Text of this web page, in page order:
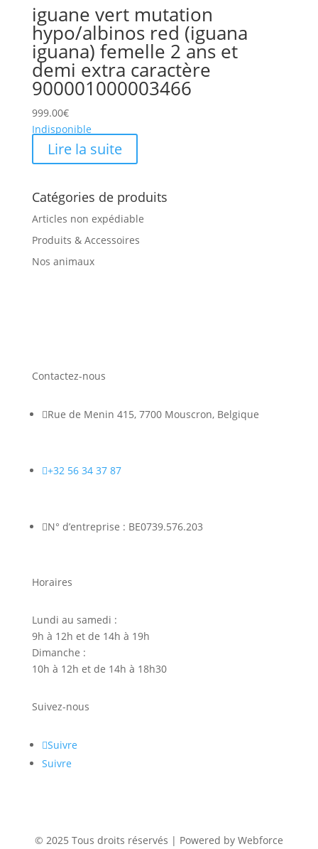
iguane vert mutation
hypo/albinos red (iguana
iguana) femelle 2 ans et
demi extra caractère
900001000003466
999.00€
Indisponible
Lire la suite
Catégories de produits
Articles non expédiable
Produits & Accessoires
Nos animaux
Contactez-nous
Rue de Menin 415, 7700 Mouscron, Belgique
+32 56 34 37 87
N° d’entreprise : BE0739.576.203
Horaires
Lundi au samedi :
9h à 12h et de 14h à 19h
Dimanche :
10h à 12h et de 14h à 18h30
Suivez-nous
Suivre
Suivre
© 2025 Tous droits réservés | Powered by Webforce